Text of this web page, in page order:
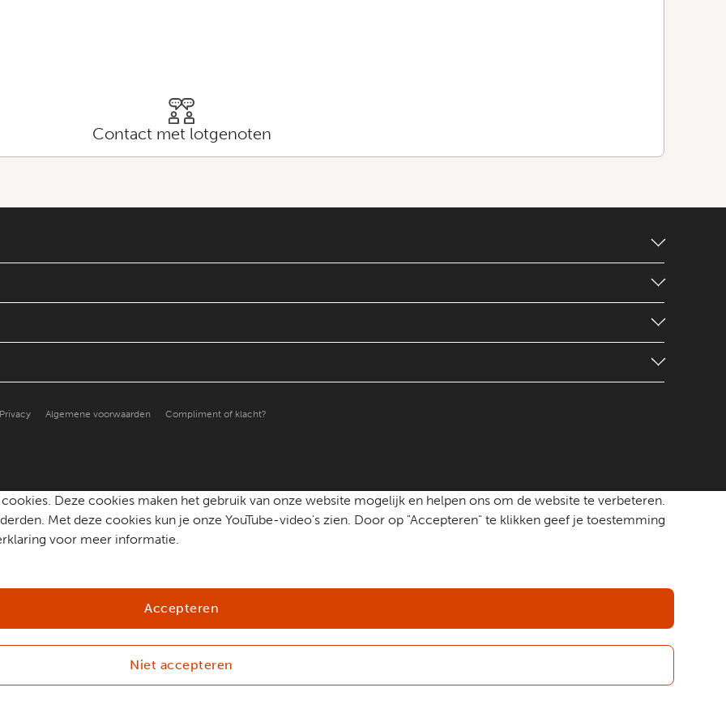
Contact met lotgenoten
Privacy Algemene voorwaarden Compliment of klacht?
Deze cookies maken het gebruik van onze website mogelijk en helpen ons om de website te verbeteren.
Met deze cookies kun je onze YouTube-video's zien. Door op "Accepteren" te klikken geef je toestemming
voor meer informatie.
Accepteren
Niet accepteren